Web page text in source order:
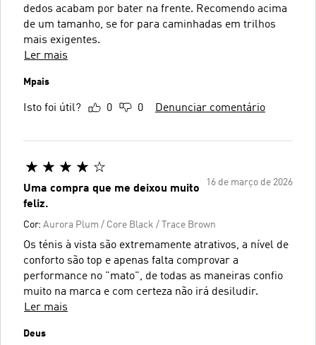
dedos acabam por bater na frente. Recomendo acima
de um tamanho, se for para caminhadas em trilhos
mais exigentes.
Ler mais
Mpais
Isto foi útil? 0 0 Denunciar comentário
16 de março de 2026
Uma compra que me deixou muito
feliz.
Cor: Aurora Plum / Core Black / Trace Brown
Os ténis à vista são extremamente atrativos, a nível de
conforto são top e apenas falta comprovar a
performance no "mato", de todas as maneiras confio
muito na marca e com certeza não irá desiludir.
Ler mais
Deus